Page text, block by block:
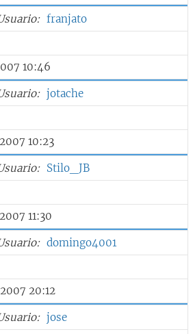
franjato
10:46
jotache
10:23
Stilo_JB
11:30
domingo4001
20:12
jose